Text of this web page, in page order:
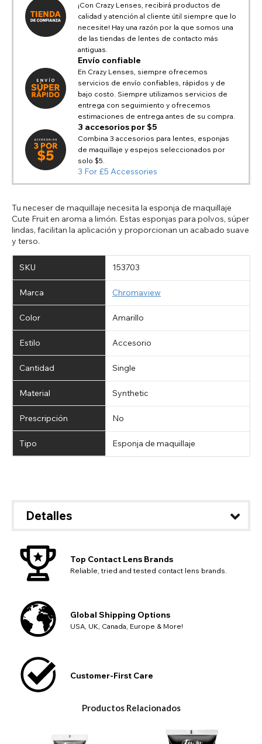
¡Con Crazy Lenses, recibirá productos de
calidad y atención al cliente útil siempre que lo
necesite! Hay una razón por la que somos una
de las tiendas de lentes de contacto más
antiguas.
Envío confiable
En Crazy Lenses, siempre ofrecemos
servicios de envío confiables, rápidos y de
bajo costo. Siempre utilizamos servicios de
entrega con seguimiento y ofrecemos
estimaciones de entrega antes de su compra.
3 accesorios por $5
Combina 3 accesorios para lentes, esponjas
de maquillaje y espejos seleccionados por
solo $5.
3 For £5 Accessories
Tu neceser de maquillaje necesita la esponja de maquillaje
Cute Fruit en aroma a limón. Estas esponjas para polvos, súper
lindas, facilitan la aplicación y proporcionan un acabado suave
y terso.
SKU 153703
Marca Chromaview
Color Amarillo
Estilo Accesorio
Cantidad Single
Material Synthetic
Prescripción No
Tipo Esponja de maquillaje
Detalles
Top Contact Lens Brands
Reliable, tried and tested contact lens brands.
Global Shipping Options
USA, UK, Canada, Europe & More!
Customer-First Care
Productos Relacionados
Notes
Close
Action
CAMBIAR LOCACIÓN
Cambiar su ubicación de navegación predeterminada en
nuestro sitio web
USA - dólar estadounidense
Europe - euro
Canada - dólar canadiense
Australia - dólar australiano
UK - libra esterlina
Regresa
Cerca
Elija un país de destino de la lista
ENVIAR
AYUDA E INFORMACIÓN DE PAYPAL
Si PayPal muestra el mensaje 'No se pueden realizar
envíos a este país', actualice su dirección para incluir
todos los campos disponibles. Las direcciones antiguas
guardadas en PayPal pueden carecer de información
clave sobre la ubicación, como el país, lo que provocará
este error. Actualizar su dirección le permitirá continuar
con su compra.